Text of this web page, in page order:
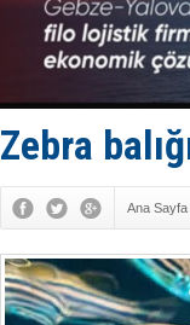
Zebra
Ana Sayfa